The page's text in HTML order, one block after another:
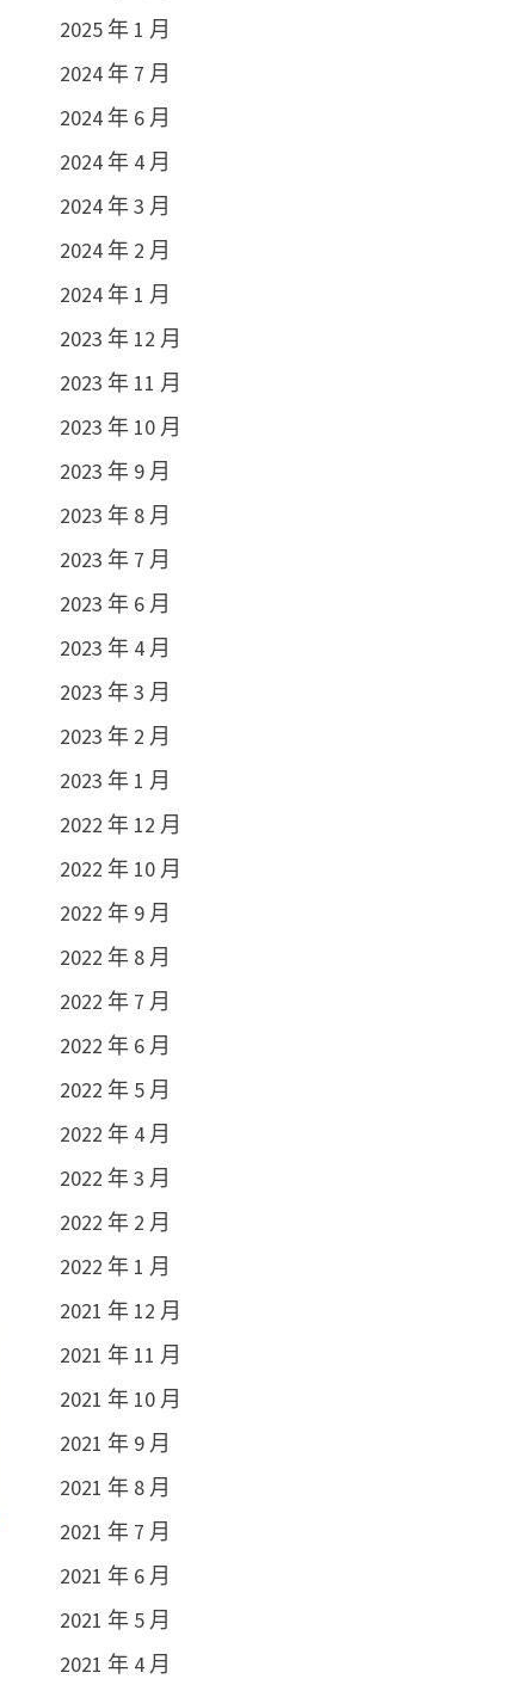
2025 年 1 月
2024 年 7 月
2024 年 6 月
2024 年 4 月
2024 年 3 月
2024 年 2 月
2024 年 1 月
2023 年 12 月
2023 年 11 月
2023 年 10 月
2023 年 9 月
2023 年 8 月
2023 年 7 月
2023 年 6 月
2023 年 4 月
2023 年 3 月
2023 年 2 月
2023 年 1 月
2022 年 12 月
2022 年 10 月
2022 年 9 月
2022 年 8 月
2022 年 7 月
2022 年 6 月
2022 年 5 月
2022 年 4 月
2022 年 3 月
2022 年 2 月
2022 年 1 月
2021 年 12 月
2021 年 11 月
2021 年 10 月
2021 年 9 月
2021 年 8 月
2021 年 7 月
2021 年 6 月
2021 年 5 月
2021 年 4 月